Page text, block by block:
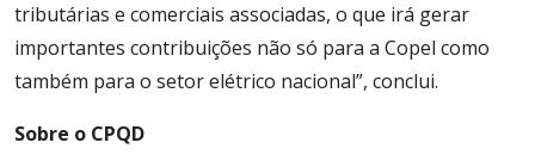
tributárias e comerciais associadas, o que irá gerar
importantes contribuições não só para a Copel como
também para o setor elétrico nacional”, conclui.
Sobre o CPQD